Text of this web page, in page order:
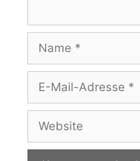
Mail-
Adresse